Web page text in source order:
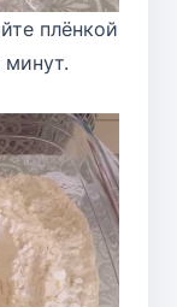
плёнкой
минут.